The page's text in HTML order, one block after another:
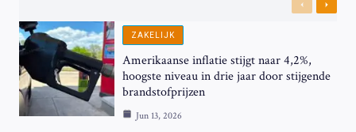
Previous
Next
ZAKELIJK
Amerikaanse inflatie stijgt naar 4,2%,
hoogste niveau in drie jaar door stijgende
brandstofprijzen
Jun 13, 2026